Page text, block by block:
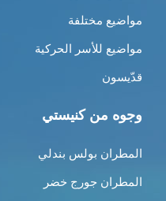
مواضيع مختلفة
مواضيع للأسر الحركية
قدّيسون
وجوه من كنيستي
المطران بولس بندلي
المطران جورج خضر